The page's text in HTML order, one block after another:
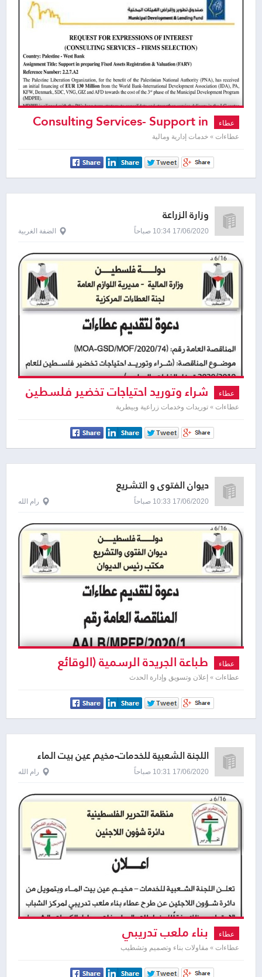
عطاء Consulting Services- Support in
preparing Fixed Assets Registration &
Valuation
عطاءات » خدمات إدارية ومالية
وزارة الزراعة
17/06/2020 10:34 صباحاً الضفة الغربية
عطاء شراء وتوريد احتياجات تخضير فلسطين
للعام 2020/2019
عطاءات » توريدات وخدمات زراعية وبيطرية
ديوان الفتوى و التشريع
17/06/2020 10:33 صباحاً رام الله
عطاء طباعة الجريدة الرسمية (الوقائع
الفلسطينية)
عطاءات » إعلان وتسويق وإدارة الحدث
اللجنة الشعبية للخدمات-مخيم عين بيت الماء
17/06/2020 10:31 صباحاً رام الله
عطاء بناء ملعب تدريبي
عطاءات » مقاولات بناء وتصميم وتشطيب